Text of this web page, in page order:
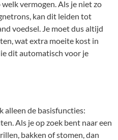
vermogen. Als je niet zo
kan dit leiden tot
voedsel. Je moet dus altijd
wat extra moeite kost in
dit automatisch voor je
alleen de basisfuncties:
Als je op zoek bent naar een
bakken of stomen, dan